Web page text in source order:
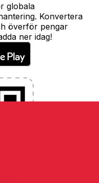
globala
Konvertera
överför pengar
ner idag!